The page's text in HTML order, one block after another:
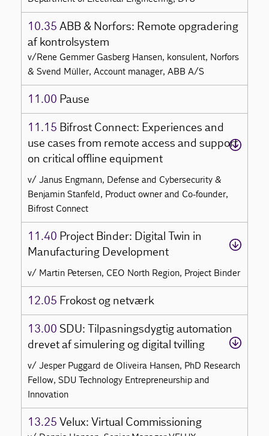
10.35 ABB & Norfors: Remote opgradering
af kontrolsystem
v/Rene Gemmer Gasberg Hansen, konsulent, Norfors
& Svend Müller, Account manager, ABB A/S
11.00 Pause
11.15 Bifrost Connect: Experiences and
use cases from remote access and support
on critical offline equipment
v/ Janus Engmann, Defense and Cybersecurity &
Benjamin Stanfeld, Product owner and Co-founder,
Bifrost Connect
11.40 Project Binder: Digital Twin in
Manufacturing Development
v/ Martin Petersen, CEO North Region, Project Binder
12.05 Frokost og netværk
13.00 SDU: Tilpasningsdygtig automation
drevet af simulering og digital tvilling
v/ Jesper Puggard de Oliveira Hansen, PhD Research
Fellow, SDU Technology Entrepreneurship and
Innovation
13.25 Velux: Virtual Commissioning